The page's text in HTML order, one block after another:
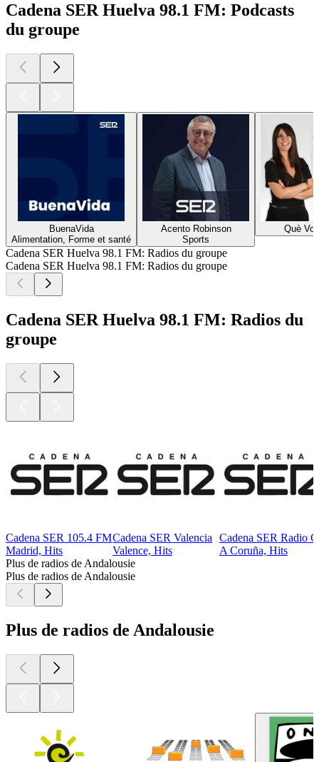
Cadena SER Huelva 98.1 FM: Podcasts
du groupe
BuenaVida
Alimentation, Forme et santé
Acento Robinson
Sports
Què
Cadena SER Huelva 98.1 FM: Radios du groupe
Cadena SER Huelva 98.1 FM: Radios du groupe
Cadena SER Huelva 98.1 FM: Radios du
groupe
Cadena SER 105.4 FM
Madrid, Hits
Cadena SER Valencia
Valence, Hits
Cadena SER Radio
A Coruña, Hits
Plus de radios de Andalousie
Plus de radios de Andalousie
Plus de radios de Andalousie